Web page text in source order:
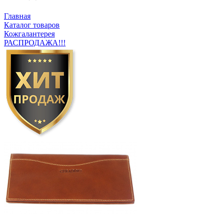
Главная
Каталог товаров
Кожгалантерея
РАСПРОДАЖА!!!